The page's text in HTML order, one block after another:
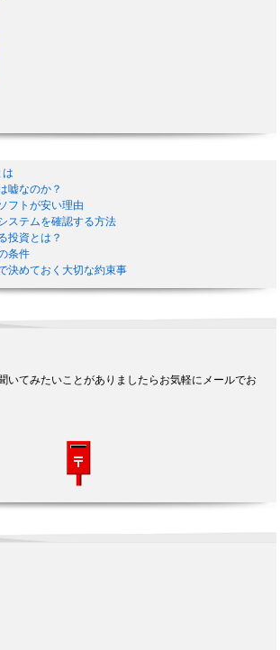
なのか？
トが安い理由
テムを確認する方法
資とは？
条件
めておく大切な約束事
いてみたいことがありましたらお気軽にメールでお